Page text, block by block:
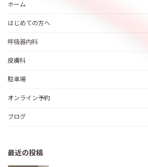
ホーム
はじめての方へ
呼吸器内科
皮膚科
駐車場
オンライン予約
ブログ
最近の投稿